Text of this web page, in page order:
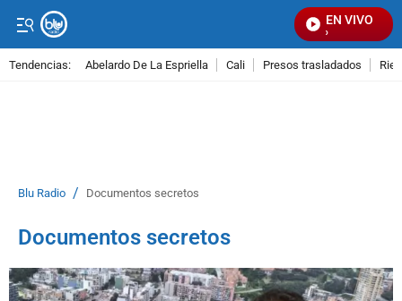
EN VIVO
Tendencias: Abelardo De La Espriella Cali Presos trasladados
Blu Radio / Documentos secretos
Documentos secretos